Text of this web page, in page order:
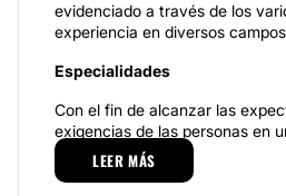
evidenciado a través de los
experiencia en diversos
Especialidades
Con el fin de alcanzar las
exigencias de las personas en
como el que vivimos hoy en
ofreceuna amplia gama de
LEER MÁS